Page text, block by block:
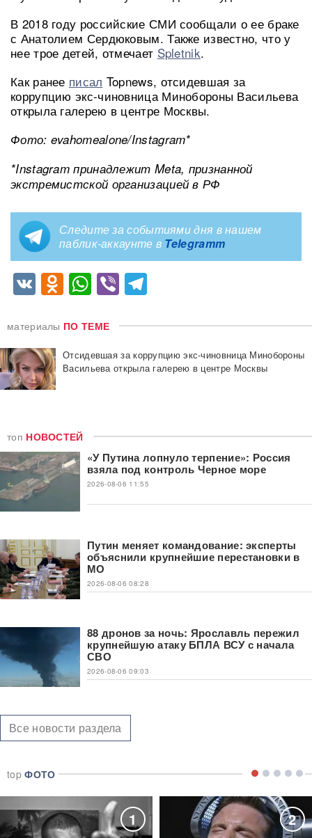
В 2018 году российские СМИ сообщали о ее браке
с Анатолием Сердюковым. Также известно, что у
нее трое детей, отмечает Spletnik.
Как ранее писал Topnews, отсидевшая за
коррупцию экс-чиновница Минобороны Васильева
открыла галерею в центре Москвы.
Фото: evahomealone/Instagram*
*Instagram принадлежит Meta, признанной
экстремистской организацией в РФ
Следите за событиями дня в нашем
паблик-аккаунте в Telegramm
VKOdnoklassniki
WhatsApp
Viber
материалы ПО ТЕМЕ
Отсидевшая за коррупцию экс-чиновница Минобороны
Васильева открыла галерею в центре Москвы
топ НОВОСТЕЙ
«У Путина лопнуло терпение»: Россия
взяла под контроль Черное море
2026-08-06 11:55
Путин меняет командование: эксперты
объяснили крупнейшие перестановки в
МО
2026-08-06 08:28
88 дронов за ночь: Ярославль пережил
крупнейшую атаку БПЛА ВСУ с начала
СВО
2026-08-06 09:03
Все новости раздела
topФОТО
1 2